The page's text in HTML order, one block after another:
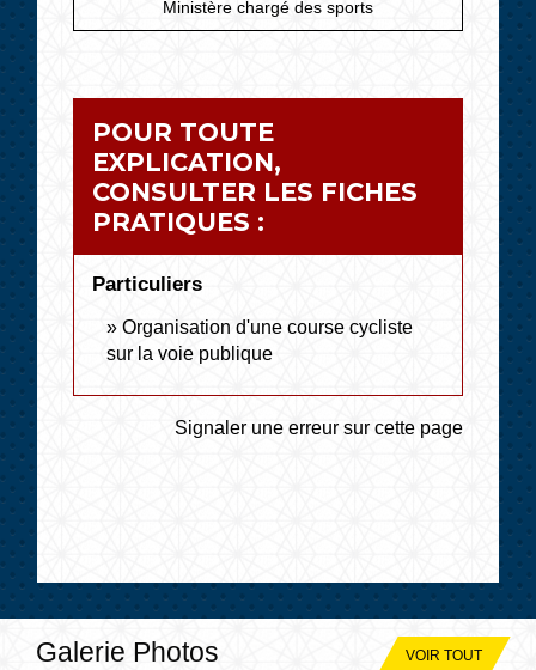
Ministère chargé des sports
POUR TOUTE
EXPLICATION,
CONSULTER LES FICHES
PRATIQUES :
Particuliers
Organisation d'une course cycliste
sur la voie publique
Signaler une erreur sur cette page
Galerie Photos VOIR TOUT